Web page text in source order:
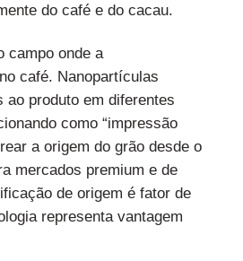
do café e do cacau.
campo onde a
café. Nanopartículas
ao produto em diferentes
como “impressão
a origem do grão desde o
mercados premium e de
de origem é fator de
representa vantagem